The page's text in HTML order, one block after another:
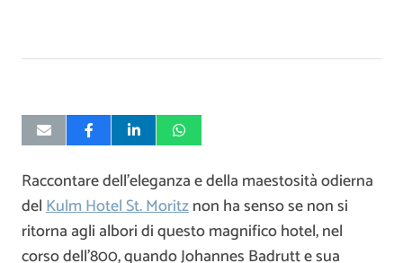
Raccontare dell’eleganza e della maestosità odierna
delKulm Hotel St. Moritznon ha senso se non si
ritorna agli albori di questo magnifico hotel, nel
corso dell’800, quando Johannes Badrutt e sua